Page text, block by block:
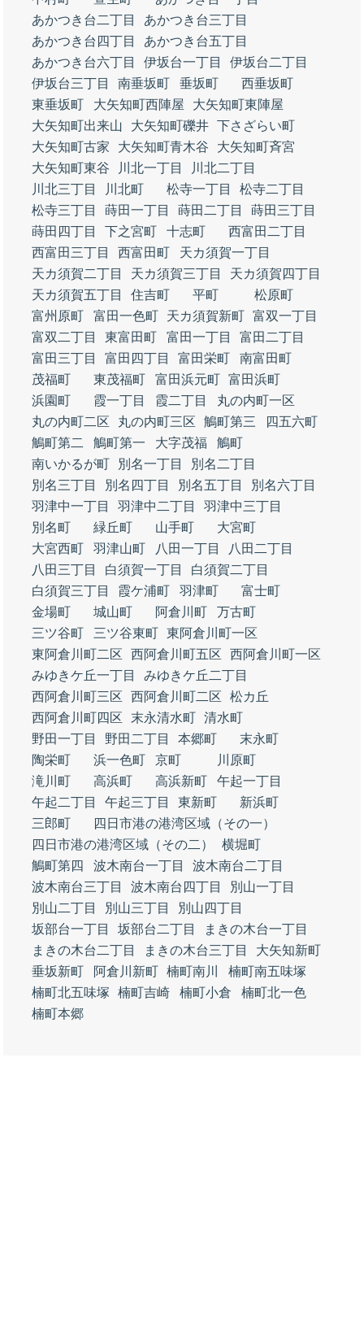
あかつき台二丁目
あかつき台三丁目
あかつき台四丁目
あかつき台五丁目
あかつき台六丁目
伊坂台一丁目
伊坂台二丁目
伊坂台三丁目
南垂坂町 垂坂町
西垂坂町
東垂坂町
大矢知町西陣屋
大矢知町東陣屋
大矢知町出来山
大矢知町礫井 下さざらい町
大矢知町古家
大矢知町青木谷
大矢知町斉宮
大矢知町東谷
川北一丁目
川北二丁目
川北三丁目
川北町 松寺一丁目
松寺二丁目
松寺三丁目
蒔田一丁目 蒔田二丁目
蒔田三丁目
蒔田四丁目
下之宮町 十志町
西富田二丁目
西富田三丁目
西富田町
天カ須賀一丁目
天カ須賀二丁目
天カ須賀三丁目
天カ須賀四丁目
天カ須賀五丁目
住吉町 平町
松原町
富州原町
富田一色町 天カ須賀新町 富双一丁目
富双二丁目
東富田町 富田一丁目
富田二丁目
富田三丁目
富田四丁目 富田栄町
南富田町
茂福町
東茂福町 富田浜元町 富田浜町
浜園町
霞一丁目 霞二丁目
丸の内町一区
丸の内町二区
丸の内町三区 鵤町第三
四五六町
鵤町第二
鵤町第一 大字茂福
鵤町
南いかるが町
別名一丁目
別名二丁目
別名三丁目
別名四丁目 別名五丁目
別名六丁目
羽津中一丁目
羽津中二丁目
羽津中三丁目
別名町
緑丘町 山手町
大宮町
大宮西町
羽津山町 八田一丁目
八田二丁目
八田三丁目
白須賀一丁目
白須賀二丁目
白須賀三丁目
霞ケ浦町 羽津町
富士町
金場町
城山町 阿倉川町
万古町
三ツ谷町
三ツ谷東町 東阿倉川町一区
東阿倉川町二区
西阿倉川町五区
西阿倉川町一区
みゆきケ丘一丁目
みゆきケ丘二丁目
西阿倉川町三区
西阿倉川町二区
松カ丘
西阿倉川町四区
末永清水町 清水町
野田一丁目
野田二丁目 本郷町
末永町
陶栄町
浜一色町 京町
川原町
滝川町
高浜町 高浜新町
午起一丁目
午起二丁目
午起三丁目 東新町
新浜町
三郎町
四日市港の港湾区域（その一）
四日市港の港湾区域（その二）
横堀町
鵤町第四
波木南台一丁目
波木南台二丁目
波木南台三丁目
波木南台四丁目
別山一丁目
別山二丁目
別山三丁目
別山四丁目
坂部台一丁目
坂部台二丁目
まきの木台一丁目
まきの木台二丁目
まきの木台三丁目
大矢知新町
垂坂新町
阿倉川新町 楠町南川
楠町南五味塚
楠町北五味塚
楠町吉崎 楠町小倉
楠町北一色
楠町本郷